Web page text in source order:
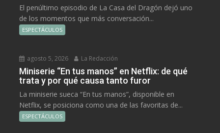
El penúltimo episodio de La Casa del Dragón dejó uno
de los momentos que más conversación...
ESPECTÁCULOS
agosto 5, 2026 La Redacción
Miniserie “En tus manos” en Netflix: de qué
trata y por qué causa tanto furor
La miniserie sueca “En tus manos”, disponible en
Netflix, se posiciona como una de las favoritas de...
ESPECTÁCULOS